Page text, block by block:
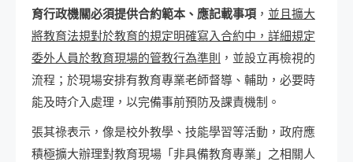
育行政機關必須提供合約範本、應記載事項 ， 並且擴大
將教育法規對於教育的規定明確寫入合約中，詳細規定
委外人員於教育現場的管教行為準則
，並設立再檢視的
流程；於現場安排有教育專業老師督導、輔助，必要時
能及時介入處理，以完備事前預防及課責機制。
張其祿表示，像是校外教學、技能學習等活動，政府應
積極擴大辦理對教育現場「非具備教育專業」之相關人